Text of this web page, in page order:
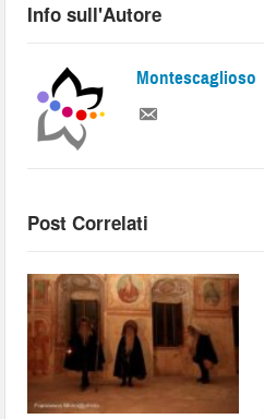
Info sull'Autore
Montescaglioso
Post Correlati